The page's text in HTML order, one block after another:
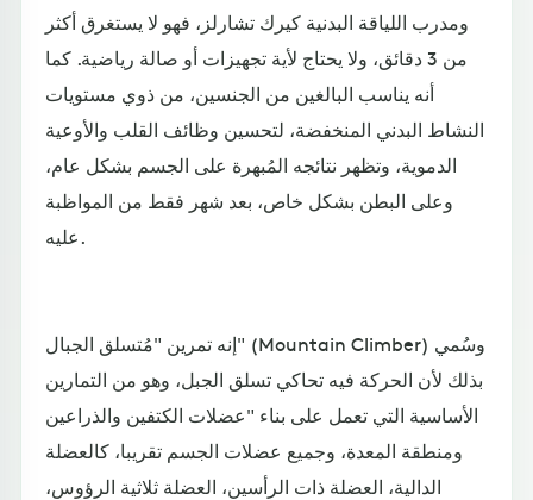
ومدرب اللياقة البدنية كيرك تشارلز، فهو لا يستغرق أكثر
من 3 دقائق، ولا يحتاج لأية تجهيزات أو صالة رياضية. كما
أنه يناسب البالغين من الجنسين، من ذوي مستويات
النشاط البدني المنخفضة، لتحسين وظائف القلب والأوعية
الدموية، وتظهر نتائجه المُبهرة على الجسم بشكل عام،
وعلى البطن بشكل خاص، بعد شهر فقط من المواظبة
عليه.
إنه تمرين "مُتسلق الجبال" (Mountain Climber) وسُمي
بذلك لأن الحركة فيه تحاكي تسلق الجبل، وهو من التمارين
الأساسية التي تعمل على بناء "عضلات الكتفين والذراعين
ومنطقة المعدة، وجميع عضلات الجسم تقريبا، كالعضلة
الدالية، العضلة ذات الرأسين، العضلة ثلاثية الرؤوس،